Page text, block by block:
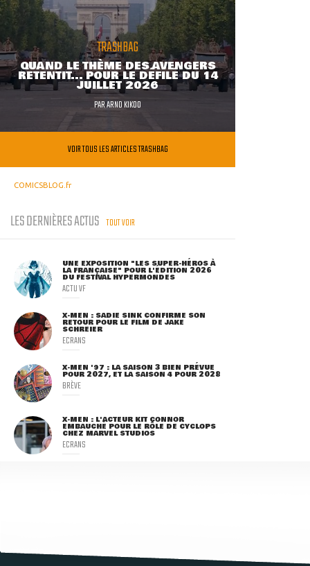
TRASHBAG
QUAND LE THÈME DES AVENGERS
RETENTIT... POUR LE DÉFILÉ DU 14
JUILLET 2026
PARARNO KIKOO
VOIR TOUS LES ARTICLES TRASHBAG
COMICSBLOG.fr
LES DERNIÈRES ACTUS TOUT VOIR
UNE EXPOSITION "LES SUPER-HÉROS À
LA FRANÇAISE" POUR L'ÉDITION 2026
DU FESTIVAL HYPERMONDES
ACTU VF
X-MEN : SADIE SINK CONFIRME SON
RETOUR POUR LE FILM DE JAKE
SCHREIER
ECRANS
X-MEN '97 : LA SAISON 3 BIEN PRÉVUE
POUR 2027, ET LA SAISON 4 POUR 2028
BRÈVE
X-MEN : L'ACTEUR KIT CONNOR
EMBAUCHÉ POUR LE RÔLE DE CYCLOPS
CHEZ MARVEL STUDIOS
ECRANS